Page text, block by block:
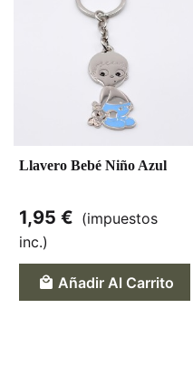
Llavero Bebé Niño Azul
1,95 € (impuestos
inc.)
Añadir Al Carrito